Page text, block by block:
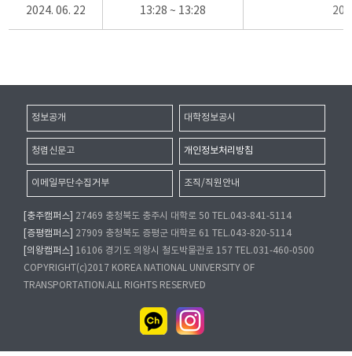
2024. 06. 22 13:28 ~ 13:28
정보공개 대학정보공시
청렴신문고 개인정보처리방침
이메일무단수집거부 조직/직원안내
[충주캠퍼스]
27469 충청북도 충주시 대학로 50 TEL.043-841-5114
[증평캠퍼스]
27909 충청북도 증평군 대학로 61 TEL.043-820-5114
[의왕캠퍼스]
16106 경기도 의왕시 철도박물관로 157 TEL.031-460-0500
COPYRIGHT(c)2017 KOREA NATIONAL UNIVERSITY OF
TRANSPORTATION.ALL RIGHTS RESERVED